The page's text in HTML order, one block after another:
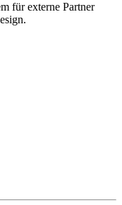
für externe Partner